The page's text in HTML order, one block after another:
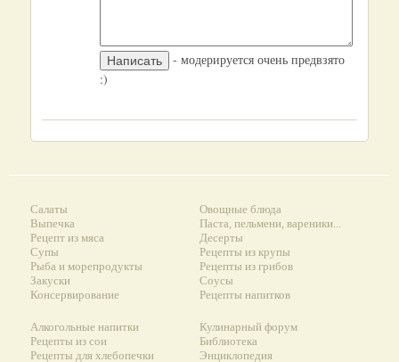
- модерируется очень предвзято
:)
Салаты
Выпечка
Рецепт из мяса
Супы
Рыба и морепродукты
Закуски
Консервирование
Овощные блюда
Паста, пельмени, вареники...
Десерты
Рецепты из крупы
Рецепты из грибов
Соусы
Рецепты напитков
Алкогольные напитки
Рецепты из сои
Рецепты для хлебопечки
Кулинарный форум
Библиотека
Энциклопедия